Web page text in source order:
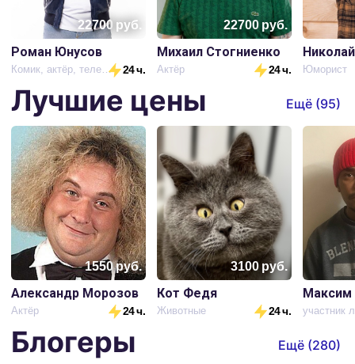
22700 руб.
Роман Юнусов
Комик, актёр, телеведущий 24 ч.
22700руб.
Михаил Стогниенко
Актёр 24 ч. Юморист
Лучшие цены Ещё (95)
1550руб.
Александр Морозов
Актёр 24 ч.
3100руб.
Кот Федя
Животные 24 ч.
Максим
Блогеры Ещё (280)